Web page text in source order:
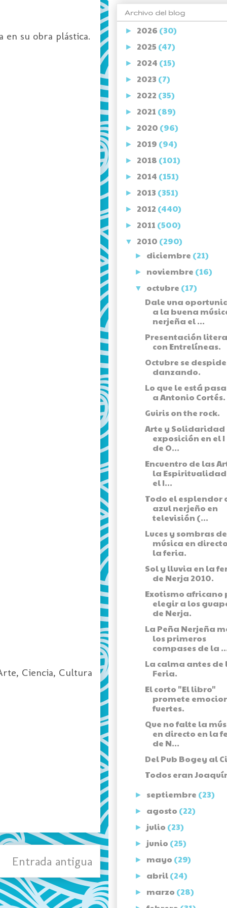
en su obra plástica.
Ciencia, Cultura
Entrada antigua
Archivo del blog
► 2026 (30)
► 2025 (47)
► 2024 (15)
► 2023 (7)
► 2022 (35)
► 2021 (89)
► 2020 (96)
► 2019 (94)
► 2018 (101)
► 2014 (151)
► 2013 (351)
► 2012 (440)
► 2011 (500)
▼ 2010 (290)
► diciembre (21)
► noviembre (16)
▼ octubre (17)
Dale una
a la buena
nerjeña el ...
Presentación
con Entrelíneas.
Octubre se despide
danzando.
Lo que le está
a Antonio Cortés.
Guiris on the rock.
Arte y Solidaridad
exposición en el I
de O...
Encuentro de las
la Espiritualidad
el I...
Todo el esplendor
azul nerjeño en
televisión (...
Luces y sombras
música en
la feria.
Sol y lluvia en la
de Nerja 2010.
Exotismo africano
elegir a los
de Nerja.
La Peña Nerjeña
los primeros
compases de la
La calma antes de
Feria.
El corto "El libro"
promete
fuertes.
Que no falte la
en directo en la
de N...
Del Pub Bogey al
Todos eran
► septiembre (23)
► agosto (22)
► julio (23)
► junio (25)
► mayo (29)
► abril(24)
► marzo (28)